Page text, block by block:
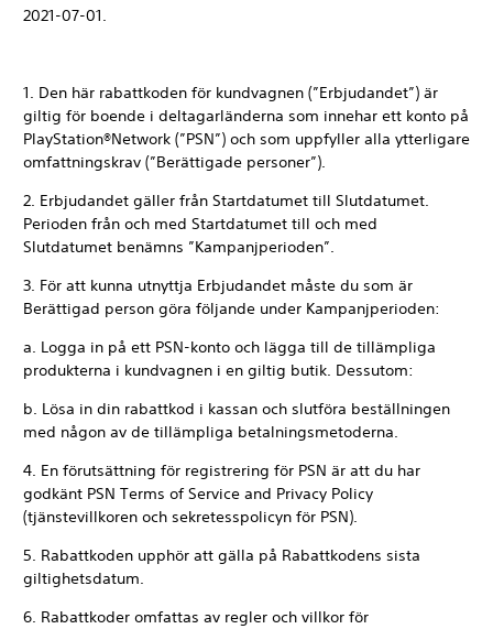
2021-07-01.
1. Den här rabattkoden för kundvagnen (”Erbjudandet”) är
giltig för boende i deltagarländerna som innehar ett konto på
PlayStation®Network (”PSN”) och som uppfyller alla ytterligare
omfattningskrav (”Berättigade personer”).
2. Erbjudandet gäller från Startdatumet till Slutdatumet.
Perioden från och med Startdatumet till och med
Slutdatumet benämns ”Kampanjperioden”.
3. För att kunna utnyttja Erbjudandet måste du som är
Berättigad person göra följande under Kampanjperioden:
a. Logga in på ett PSN-konto och lägga till de tillämpliga
produkterna i kundvagnen i en giltig butik. Dessutom:
b. Lösa in din rabattkod i kassan och slutföra beställningen
med någon av de tillämpliga betalningsmetoderna.
4. En förutsättning för registrering för PSN är att du har
godkänt PSN Terms of Service and Privacy Policy
(tjänstevillkoren och sekretesspolicyn för PSN).
5. Rabattkoden upphör att gälla på Rabattkodens sista
giltighetsdatum.
6. Rabattkoder omfattas av regler och villkor för